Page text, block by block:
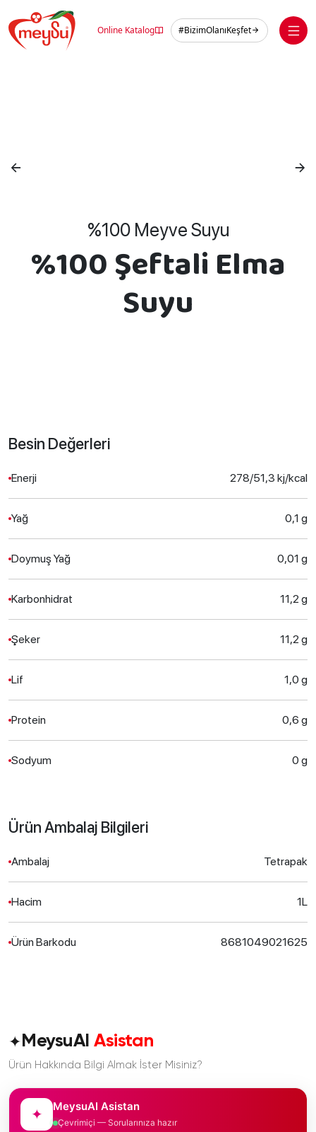
to
content
Online Katalog #BizimOlanıKeşfet
%100 Meyve Suyu
%100 Şeftali Elma
Suyu
Besin Değerleri
Enerji 278/51,3 kj/kcal
Yağ 0,1 g
Doymuş Yağ 0,01 g
Karbonhidrat 11,2 g
Şeker 11,2 g
Lif 1,0 g
Protein 0,6 g
Sodyum 0 g
Ürün Ambalaj Bilgileri
Ambalaj Tetrapak
Hacim 1L
Ürün Barkodu 8681049021625
✦ MeysuAI Asistan
Ürün Hakkında Bilgi Almak İster Misiniz?
✦ MeysuAI Asistan
Çevrimiçi — Sorularınıza hazır